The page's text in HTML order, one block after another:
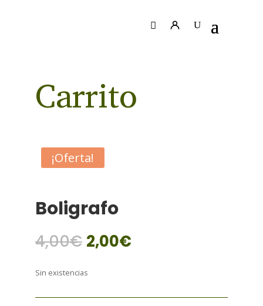
Carrito
¡Oferta!
Boligrafo
4,00€ El
precio
original
era:
4,00€.
2,00€El
2,00€.
Sin existencias